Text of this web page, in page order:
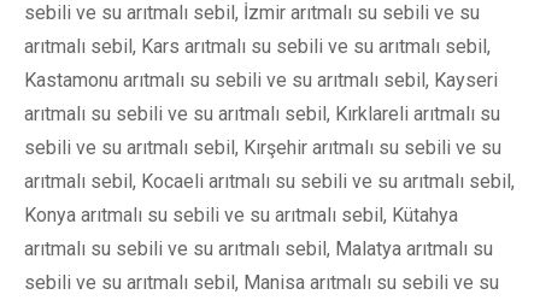
sebili ve su arıtmalı sebil, İzmir arıtmalı su sebili ve su
arıtmalı sebil, Kars arıtmalı su sebili ve su arıtmalı sebil,
Kastamonu arıtmalı su sebili ve su arıtmalı sebil, Kayseri
arıtmalı su sebili ve su arıtmalı sebil, Kırklareli arıtmalı su
sebili ve su arıtmalı sebil, Kırşehir arıtmalı su sebili ve su
arıtmalı sebil, Kocaeli arıtmalı su sebili ve su arıtmalı sebil,
Konya arıtmalı su sebili ve su arıtmalı sebil, Kütahya
arıtmalı su sebili ve su arıtmalı sebil, Malatya arıtmalı su
sebili ve su arıtmalı sebil, Manisa arıtmalı su sebili ve su